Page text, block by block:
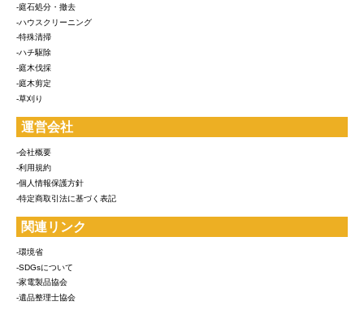
-庭石処分・撤去
-ハウスクリーニング
-特殊清掃
-ハチ駆除
-庭木伐採
-庭木剪定
-草刈り
運営会社
-会社概要
-利用規約
-個人情報保護方針
-特定商取引法に基づく表記
関連リンク
-環境省
-SDGsについて
-家電製品協会
-遺品整理士協会